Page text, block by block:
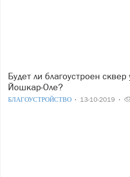
Будет ли благоустроен сквер у завода «Контакт» в
Йошкар-Оле?
БЛАГОУСТРОЙСТВО 13-10-2019